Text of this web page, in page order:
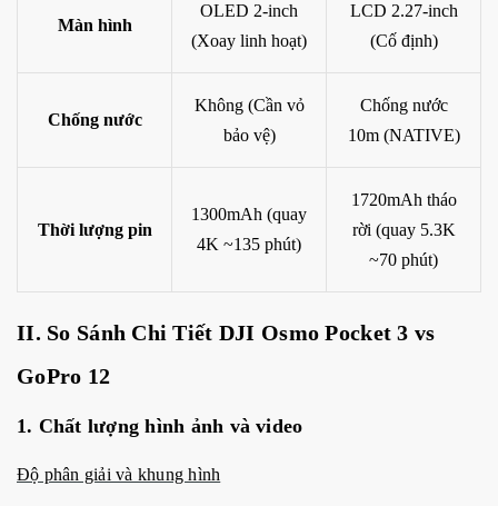
Màn hình
OLED 2-inch
(Xoay linh hoạt)
LCD 2.27-inch
(Cố định)
Chống nước
Không (Cần vỏ
bảo vệ)
Chống nước
10m (NATIVE)
Thời lượng pin
1300mAh (quay
4K ~135 phút)
1720mAh tháo
rời (quay 5.3K
~70 phút)
II. So Sánh Chi Tiết DJI Osmo Pocket 3 vs
GoPro 12
1. Chất lượng hình ảnh và video
Độ phân giải và khung hình